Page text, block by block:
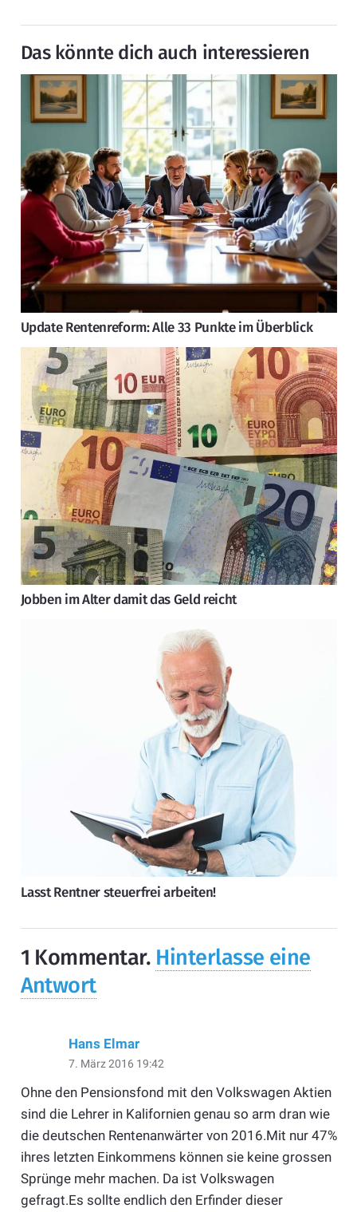
Das könnte dich auch interessieren
Update Rentenreform: Alle 33 Punkte im Überblick
Jobben im Alter damit das Geld reicht
Lasst Rentner steuerfrei arbeiten!
1 Kommentar. Hinterlasse eine
Antwort
Hans Elmar
7. März 2016 19:42
Ohne den Pensionsfond mit den Volkswagen Aktien
sind die Lehrer in Kalifornien genau so arm dran wie
die deutschen Rentenanwärter von 2016.Mit nur 47%
ihres letzten Einkommens können sie keine grossen
Sprünge mehr machen. Da ist Volkswagen
gefragt.Es sollte endlich den Erfinder dieser